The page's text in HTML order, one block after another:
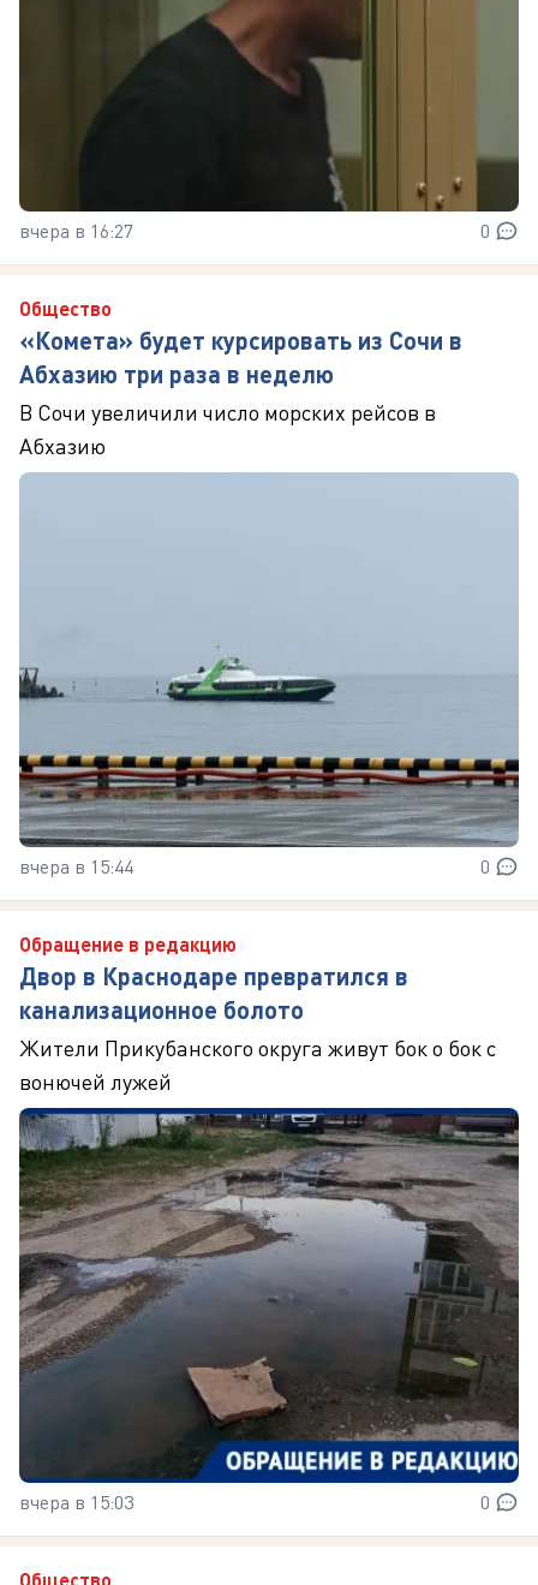
вчера в 16:27 0
Общество
«Комета» будет курсировать из Сочи в
Абхазию три раза в неделю
В Сочи увеличили число морских рейсов в
Абхазию
вчера в 15:44 0
Обращение в редакцию
Двор в Краснодаре превратился в
канализационное болото
Жители Прикубанского округа живут бок о бок с
вонючей лужей
вчера в 15:03 0
Общество